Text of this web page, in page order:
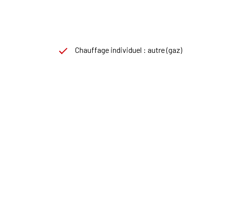
Chauffage individuel : autre (gaz)